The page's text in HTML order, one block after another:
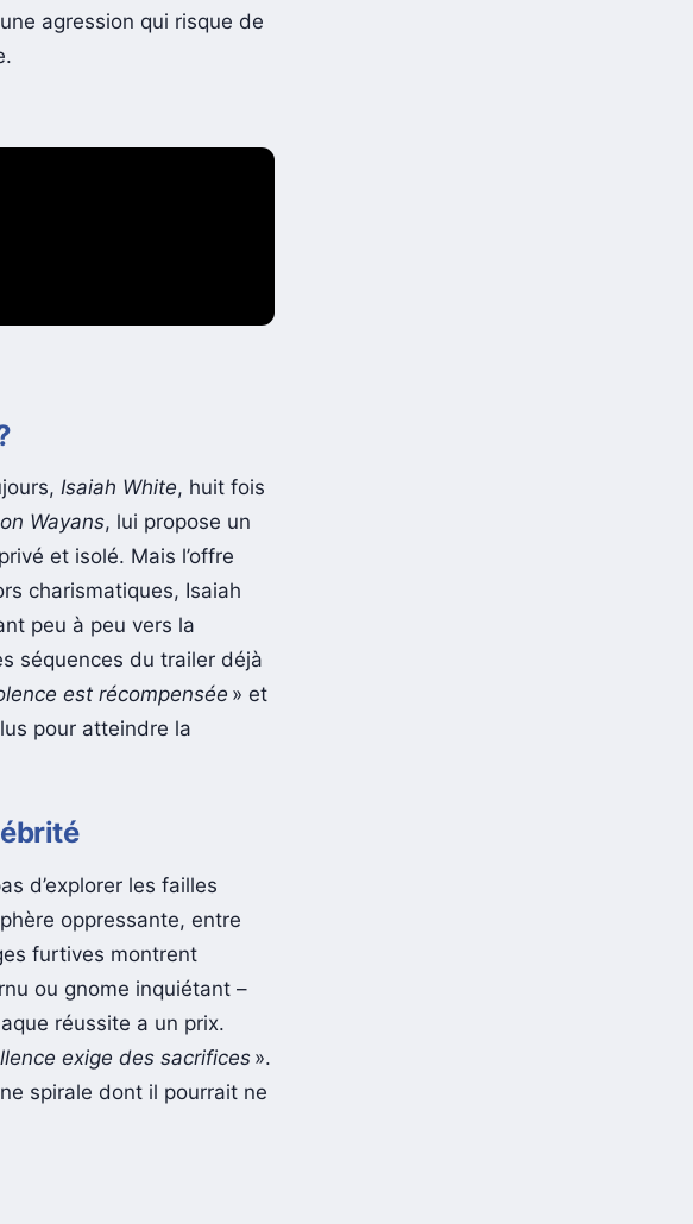
agression qui risque de
Isaiah White, huit fois
Wayans, lui propose un
et isolé. Mais l’offre
charismatiques, Isaiah
peu à peu vers la
séquences du trailer déjà
est récompensée » et
pour atteindre la
d’explorer les failles
oppressante, entre
furtives montrent
ou gnome inquiétant –
réussite a un prix.
exige des sacrifices».
spirale dont il pourrait ne